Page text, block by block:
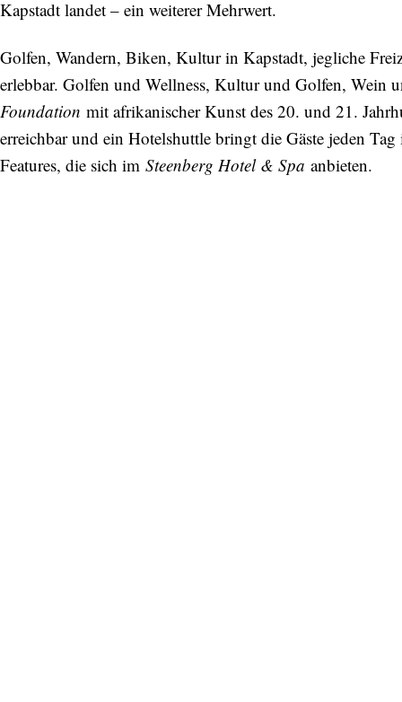
Kapstadt landet – ein weiterer Mehrwert.
Golfen, Wandern, Biken, Kultur in Kapstadt, jegliche
erlebbar. Golfen und Wellness, Kultur und Golfen,
Foundation mit afrikanischer Kunst des 20. und 21.
erreichbar und ein Hotelshuttle bringt die Gäste jeden
Features, die sich im Steenberg Hotel & Spa anbieten.